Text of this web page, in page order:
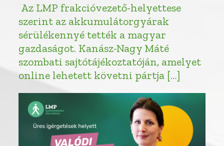
Az LMP frakcióvezető-helyettese
szerint az akkumulátorgyárak
sérülékennyé tették a magyar
gazdaságot. Kanász-Nagy Máté
szombati sajtótájékoztatóján, amelyet
online lehetett követni pártja […]